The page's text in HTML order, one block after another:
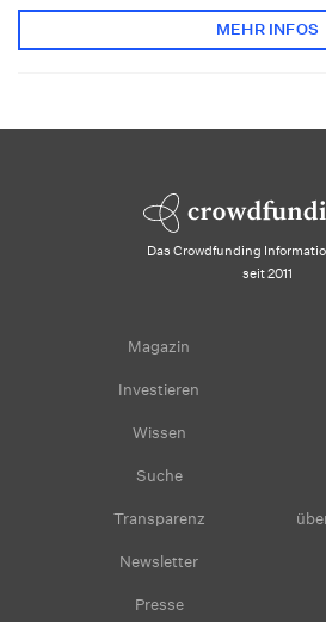
MEHR INFOS
Das Crowdfunding
seit 2011
Magazin
Investieren
Wissen
Suche
Transparenz
Newsletter
Presse